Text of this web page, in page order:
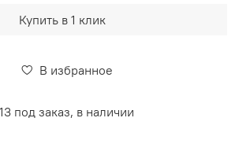
В избранное
Купить в 1 клик
под заказ, в наличии